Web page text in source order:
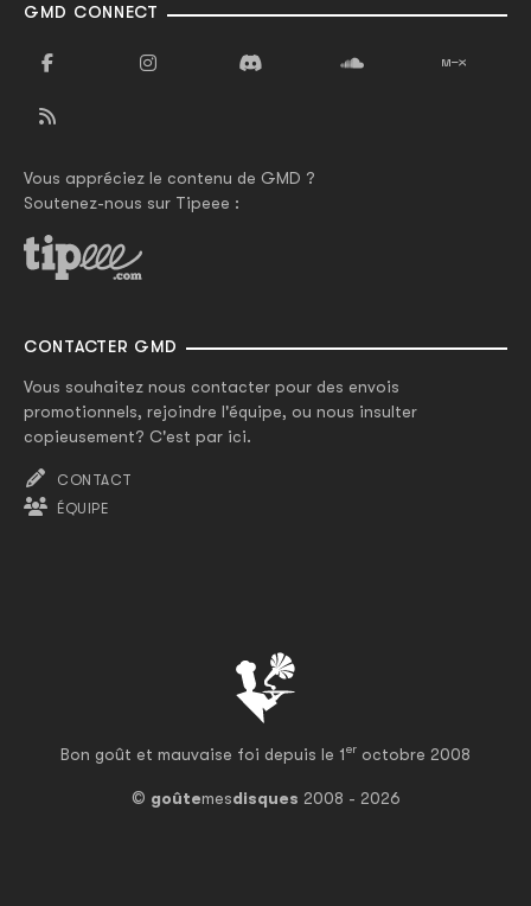
Bon goût et mauvaise foi depuis le 1er octobre 2008
© goûtemesdisques 2008 - 2026
GMD CONNECT
Vous appréciez le contenu de GMD ?
Soutenez-nous sur Tipeee :
CONTACTER GMD
Vous souhaitez nous contacter pour des envois
promotionnels, rejoindre l'équipe, ou nous insulter
copieusement? C'est par ici.
CONTACT
ÉQUIPE